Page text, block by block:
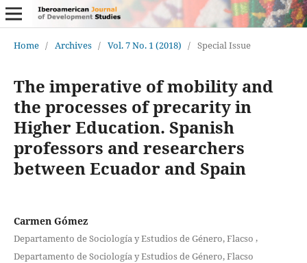
Home / Archives / Vol. 7 No. 1 (2018) / Special Issue
The imperative of mobility and
the processes of precarity in
Higher Education. Spanish
professors and researchers
between Ecuador and Spain
Carmen Gómez
Departamento de Sociología y Estudios de Género, Flacso ,
Departamento de Sociología y Estudios de Género, Flacso